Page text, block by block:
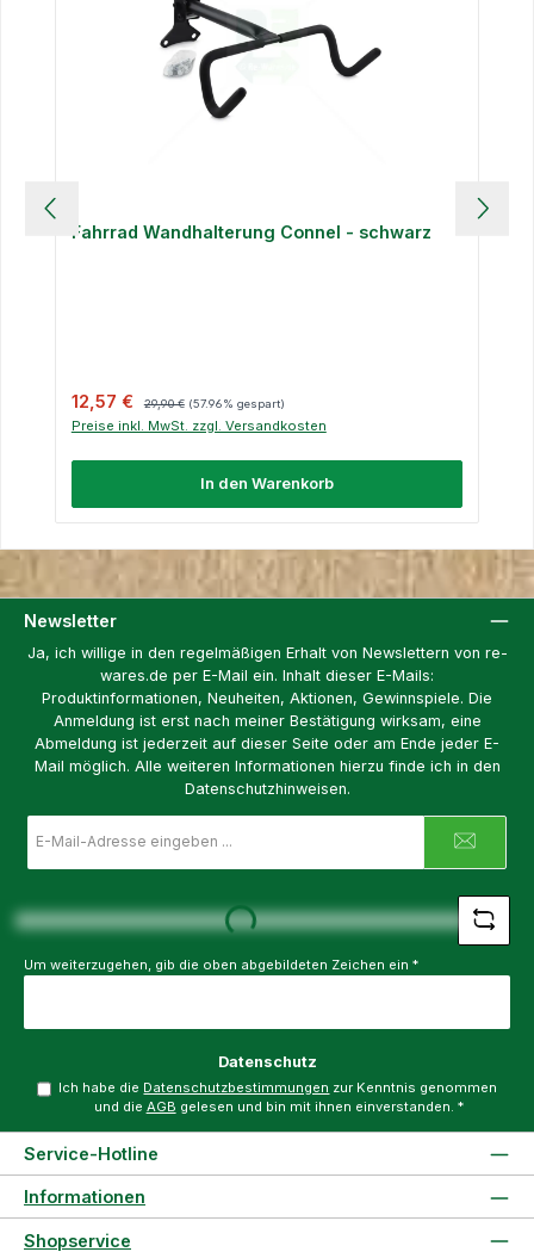
Fahrrad Wandhalterung Connel - schwarz
Verkaufspreis:
12,57 € 29,90 € (57.96% gespart)
Preise inkl. MwSt. zzgl. Versandkosten
In den Warenkorb
Newsletter
Ja, ich willige in den regelmäßigen Erhalt von Newslettern von re-
wares.de per E-Mail ein. Inhalt dieser E-Mails:
Produktinformationen, Neuheiten, Aktionen, Gewinnspiele. Die
Anmeldung ist erst nach meiner Bestätigung wirksam, eine
Abmeldung ist jederzeit auf dieser Seite oder am Ende jeder E-
Mail möglich. Alle weiteren Informationen hierzu finde ich in den
Datenschutzhinweisen.
Mail-
Loading...
Um weiterzugehen, gib die oben abgebildeten Zeichen ein *
Datenschutz
Ich habe die Datenschutzbestimmungen zur Kenntnis genommen
und die AGB gelesen und bin mit ihnen einverstanden. *
Service-Hotline
Informationen
Shopservice